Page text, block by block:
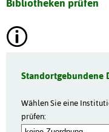
Bibliotheken prüfen
Standortgebundene
Wählen Sie eine
prüfen: